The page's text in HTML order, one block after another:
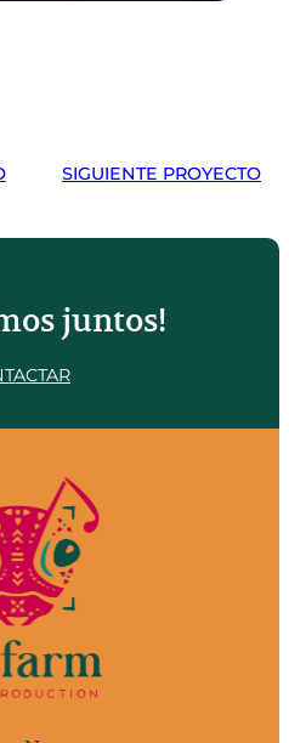
SIGUIENTE PROYECTO
juntos!